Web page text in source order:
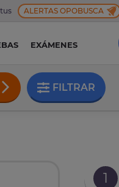
ALERTAS OPOBUSCA
EXÁMENES
FILTRAR
1